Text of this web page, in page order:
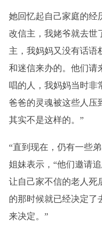
她回忆起自己家庭的经
改信主，我姥爷就去世
主，我妈妈又没有话语
和迷信来办的。他们请
唱的人，我妈妈当时非
爸爸的灵魂被这些人压
其实不是这样的。”
“直到现在，仍有一些
姐妹表示，“他们邀请
让自己家不信的老人死
的那时候就已经决定了
来决定。”